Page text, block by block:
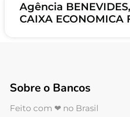
Agência
CAIXA ECONOMICA
Sobre o Bancos
Feito com ❤ no Brasil